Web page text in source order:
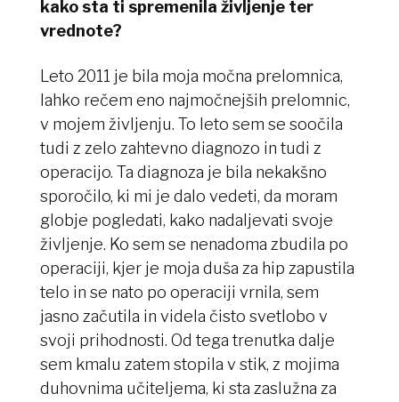
kako sta ti spremenila življenje ter
vrednote?
Leto 2011 je bila moja močna prelomnica,
lahko rečem eno najmočnejših prelomnic,
v mojem življenju. To leto sem se soočila
tudi z zelo zahtevno diagnozo in tudi z
operacijo. Ta diagnoza je bila nekakšno
sporočilo, ki mi je dalo vedeti, da moram
globje pogledati, kako nadaljevati svoje
življenje. Ko sem se nenadoma zbudila po
operaciji, kjer je moja duša za hip zapustila
telo in se nato po operaciji vrnila, sem
jasno začutila in videla čisto svetlobo v
svoji prihodnosti. Od tega trenutka dalje
sem kmalu zatem stopila v stik, z mojima
duhovnima učiteljema, ki sta zaslužna za